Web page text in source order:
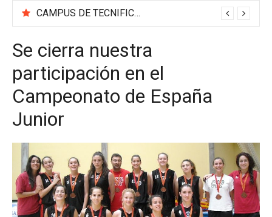
CAMPUS DE TECNIFICACIÓN 2026 «BEA SÁNCHEZ»
Se cierra nuestra
participación en el
Campeonato de España
Junior